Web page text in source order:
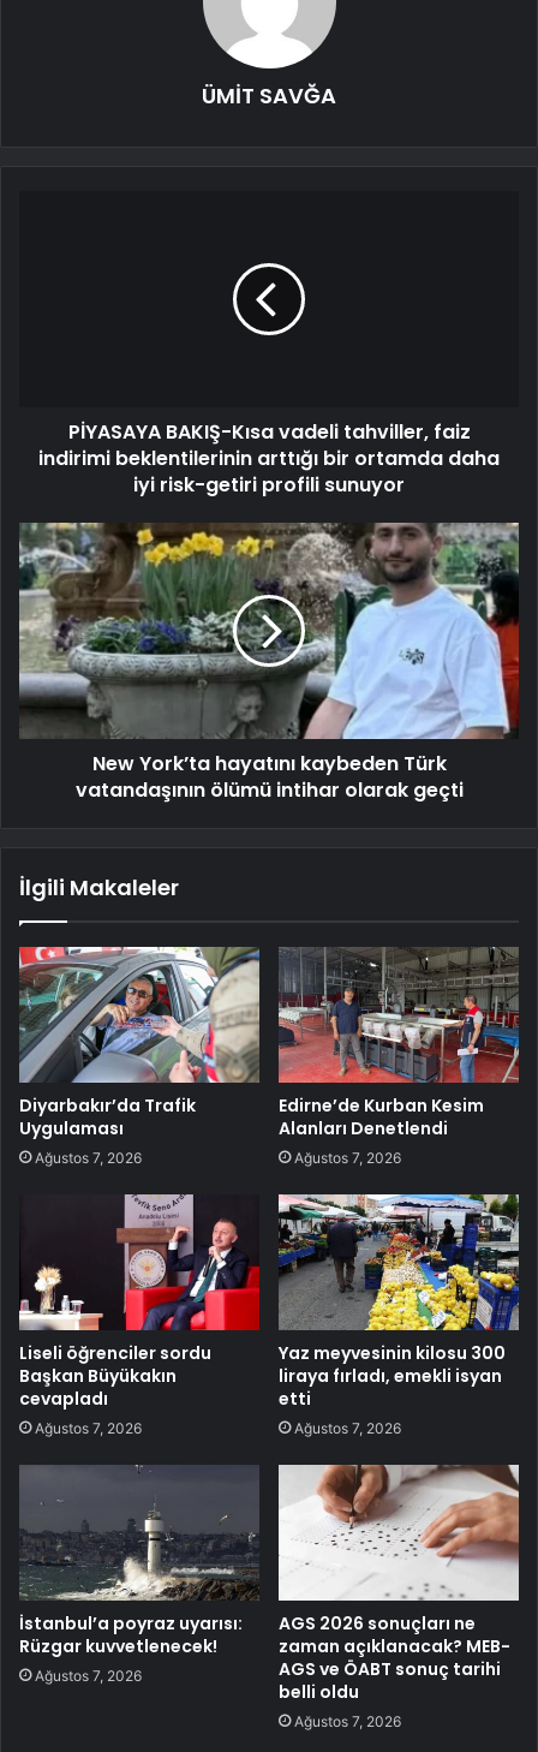
ÜMİT SAVĞA
PİYASAYA BAKIŞ-Kısa vadeli tahviller, faiz
indirimi beklentilerinin arttığı bir ortamda daha
iyi risk-getiri profili sunuyor
New York’ta hayatını kaybeden Türk
vatandaşının ölümü intihar olarak geçti
İlgili Makaleler
Diyarbakır’da Trafik
Uygulaması
Ağustos 7, 2026
Edirne’de Kurban Kesim
Alanları Denetlendi
Ağustos 7, 2026
Liseli öğrenciler sordu
Başkan Büyükakın
cevapladı
Ağustos 7, 2026
Yaz meyvesinin kilosu 300
liraya fırladı, emekli isyan
etti
Ağustos 7, 2026
İstanbul’a poyraz uyarısı:
Rüzgar kuvvetlenecek!
Ağustos 7, 2026
AGS 2026 sonuçları ne
zaman açıklanacak? MEB-
AGS ve ÖABT sonuç tarihi
belli oldu
Ağustos 7, 2026